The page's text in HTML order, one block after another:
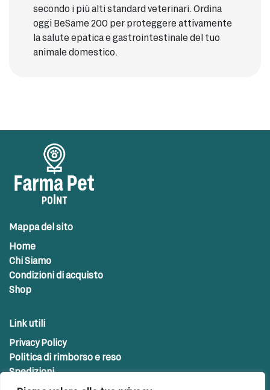
secondo i più alti standard veterinari. Ordina
oggi BeSame 200 per proteggere attivamente
la salute epatica e gastrointestinale del tuo
animale domestico.
Mappa del sito
Home
Chi Siamo
Condizioni di acquisto
Shop
Link utili
Privacy Policy
Politica di rimborso e reso
Spedizioni